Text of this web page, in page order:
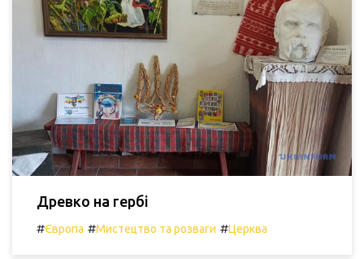
Древко на гербі
#Європа #Мистецтво та розваги #Церква